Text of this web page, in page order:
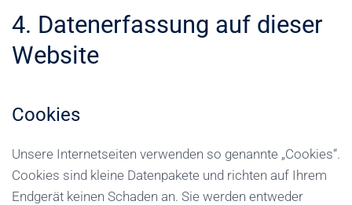
4. Datenerfassung auf dieser
Website
Cookies
Unsere Internetseiten verwenden so genannte „Cookies“.
Cookies sind kleine Datenpakete und richten auf Ihrem
Endgerät keinen Schaden an. Sie werden entweder